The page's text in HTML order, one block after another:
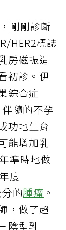
剛剛診斷
HER2標誌
房磁振造
初診。伊
綜合症
隨的不孕
功地生育
能增加乳
準時地做
度
的腫瘤 。
，做了超
陰型乳